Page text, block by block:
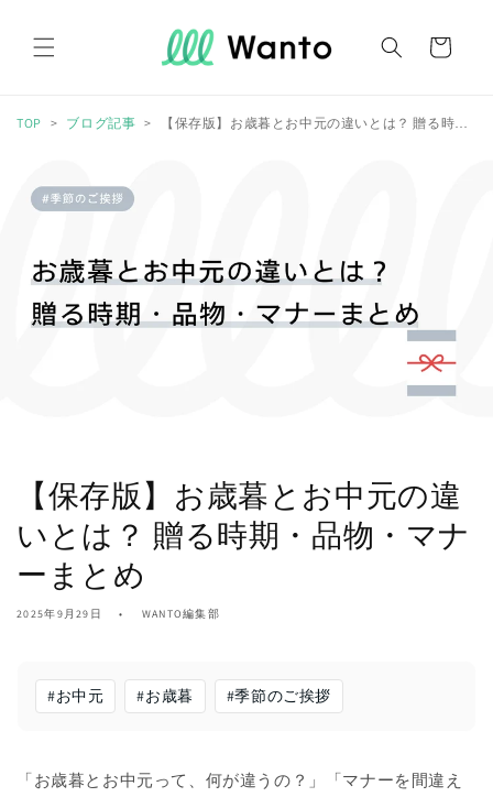
進む
ー
TOP ブログ記事 【保存版】お歳暮とお中元の違いとは？ 贈る時期・品物・マナーまとめ
【保存版】お歳暮とお中元の違
いとは？ 贈る時期・品物・マナ
ーまとめ
2025年9月29日 WANTO編集部
#お中元 #お歳暮 #季節のご挨拶
「お歳暮とお中元って、何が違うの？」「マナーを間違え